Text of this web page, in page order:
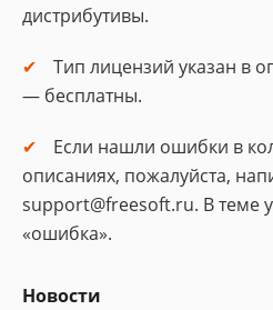
дистрибутивы.
Тип лицензий указан в
— бесплатны.
Если нашли ошибки в
описаниях, пожалуйста,
support@freesoft.ru. В теме
«ошибка».
Новости